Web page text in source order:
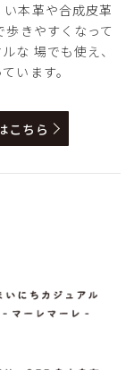
本革や合成皮革
きやすくなって
な 場でも使え、
います。
こちら